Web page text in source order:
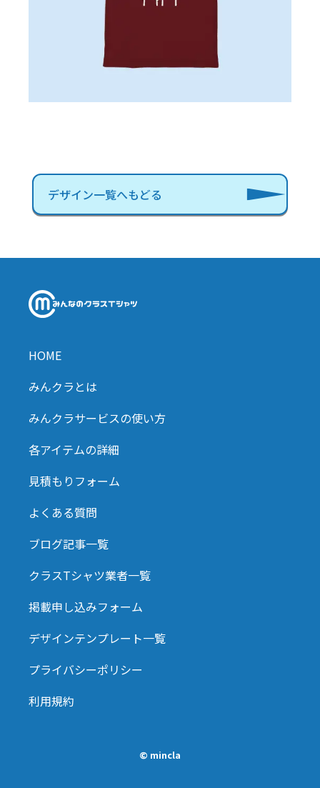
デザイン一覧へもどる
HOME
みんクラとは
みんクラサービスの使い方
各アイテムの詳細
見積もりフォーム
よくある質問
ブログ記事一覧
クラスTシャツ業者一覧
掲載申し込みフォーム
デザインテンプレート一覧
プライバシーポリシー
利用規約
© mincla